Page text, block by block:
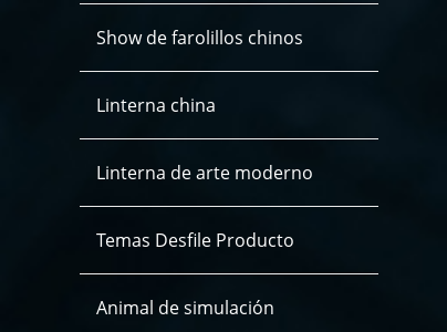
Show de farolillos chinos
Linterna china
Linterna de arte moderno
Temas Desfile Producto
Animal de simulación